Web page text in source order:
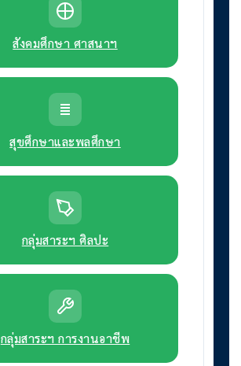
สังคมศึกษา ศาสนาฯ
สุขศึกษาและพลศึกษา
กลุ่มสาระฯ ศิลปะ
กลุ่มสาระฯ การงานอาชีพ